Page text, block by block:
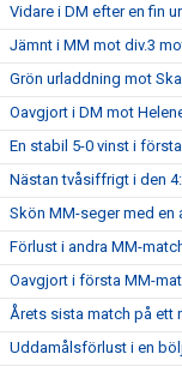
Vidare i DM efter en fin
Jämnt i MM mot div.3
Grön urladdning mot
Oavgjort i DM mot
En stabil 5-0 vinst i första
Nästan tvåsiffrigt i den
Skön MM-seger med en
Förlust i andra MM-
Oavgjort i första MM-
Årets sista match på ett
Uddamålsförlust i en